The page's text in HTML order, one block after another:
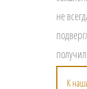
не
К